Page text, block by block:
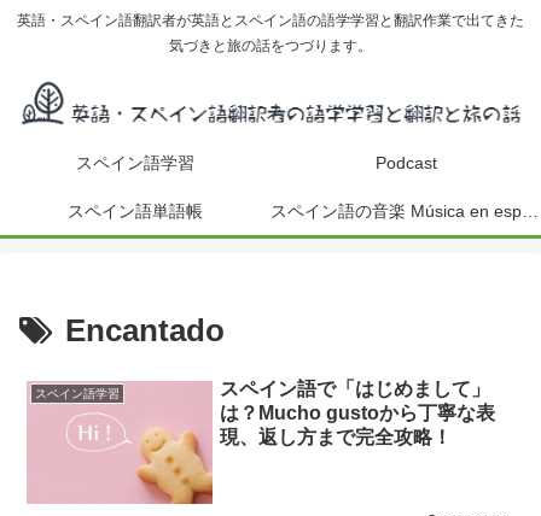
英語・スペイン語翻訳者が英語とスペイン語の語学学習と翻訳作業で出てきた
気づきと旅の話をつづります。
スペイン語学習 Podcast
スペイン語単語帳
Encantado
スペイン語学習
スペイン語で「はじめまして」
は？Mucho gustoから丁寧な表
現、返し方まで完全攻略！